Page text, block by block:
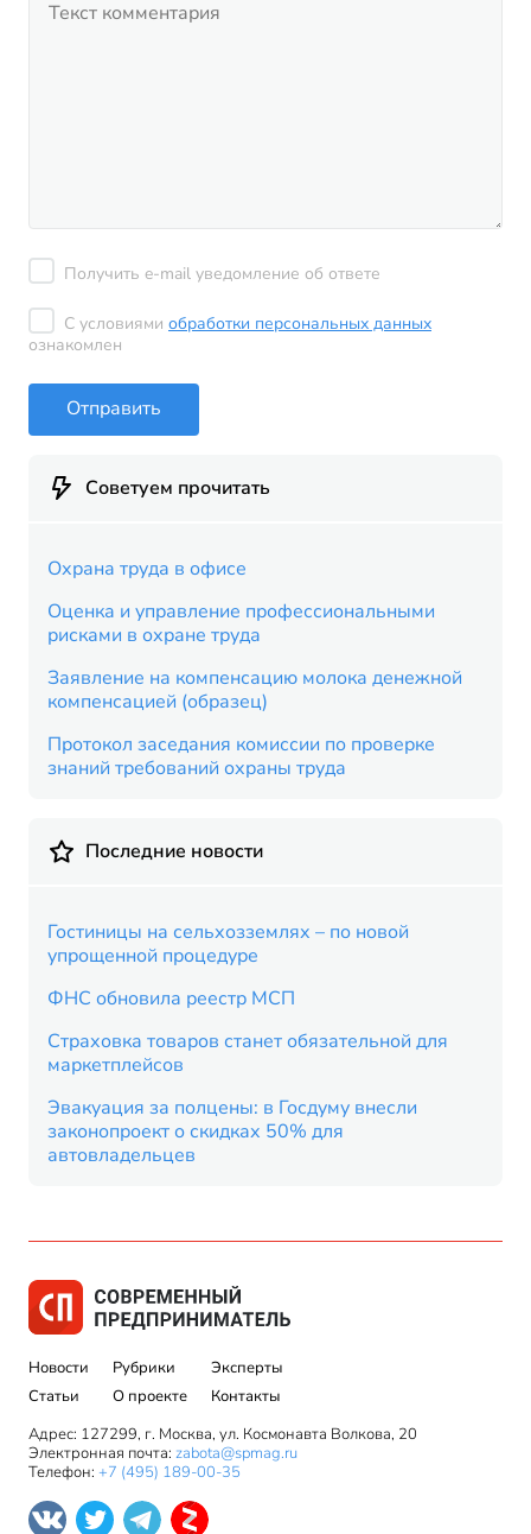
Получить e-mail уведомление об ответе
С условиями обработки персональных данных
ознакомлен
Отправить
Советуем прочитать
Охрана труда в офисе
Оценка и управление профессиональными
рисками в охране труда
Заявление на компенсацию молока денежной
компенсацией (образец)
Протокол заседания комиссии по проверке
знаний требований охраны труда
Последние новости
Гостиницы на сельхозземлях – по новой
упрощенной процедуре
ФНС обновила реестр МСП
Страховка товаров станет обязательной для
маркетплейсов
Эвакуация за полцены: в Госдуму внесли
законопроект о скидках 50% для
автовладельцев
Новости
Статьи
Рубрики
О проекте
Эксперты
Контакты
Адрес: 127299, г. Москва, ул. Космонавта Волкова, 20
Электронная почта: zabota@spmag.ru
Телефон: +7 (495) 189-00-35